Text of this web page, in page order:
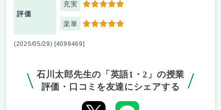
評価
充実 5
楽単 5
(2025/05/29) [4099469]
石川太郎先生の「英語1・2」の授業
評価・口コミを友達にシェアする